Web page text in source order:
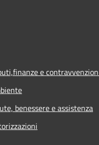
e
benessere e assistenza